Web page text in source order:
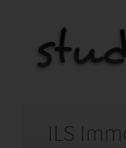
ILS